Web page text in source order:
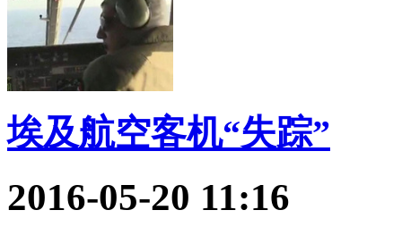
埃及航空客机“失踪”
2016-05-20 11:16